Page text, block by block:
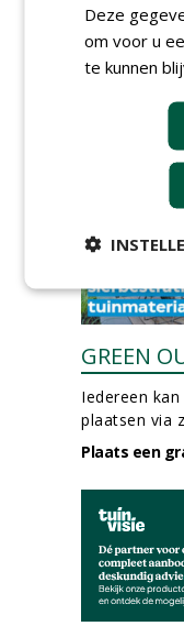
GREEN
Iedereen
plaatsen via
Plaats een
Deze
om voor u
te kunnen